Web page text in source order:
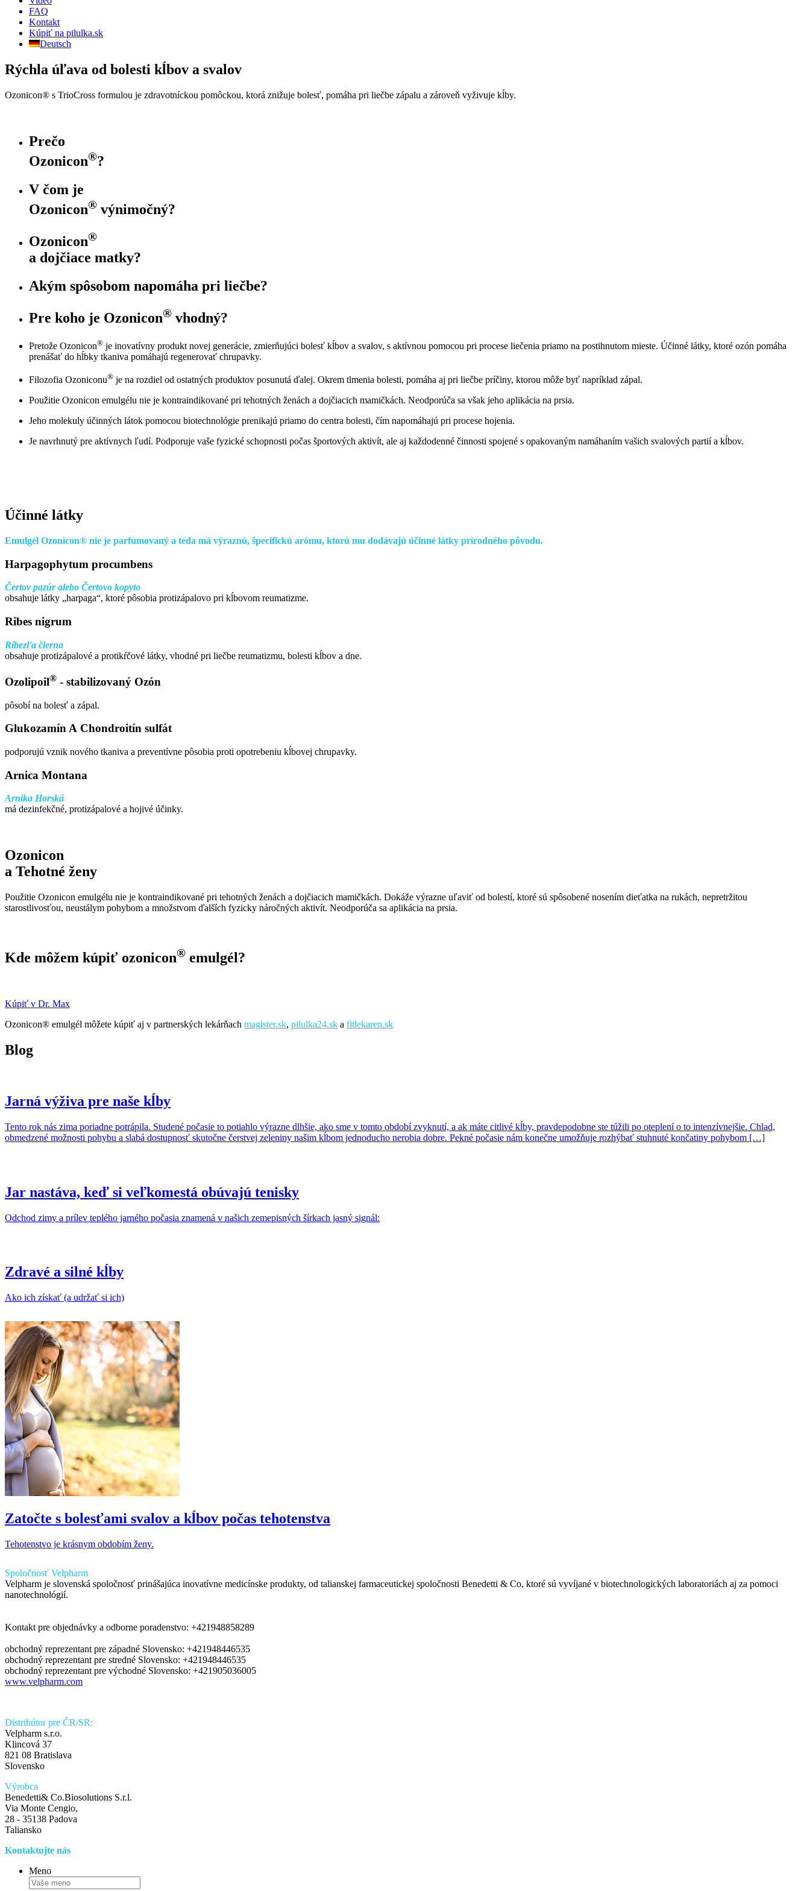
FAQ
Kontakt
Kúpiť na pilulka.sk
Deutsch
Rýchla úľava od bolesti kĺbov a svalov
Ozonicon® s TrioCross formulou je zdravotníckou pomôckou, ktorá znižuje bolesť, pomáha pri liečbe zápalu a zároveň vyživuje kĺby.
Prečo
Ozonicon®?
V čom je
Ozonicon® výnimočný?
Ozonicon®
a dojčiace matky?
Akým spôsobom napomáha pri liečbe?
Pre koho je Ozonicon® vhodný?
Pretože Ozonicon® je inovatívny produkt novej generácie, zmierňujúci bolesť kĺbov a svalov, s aktívnou pomocou pri procese liečenia priamo na postihnutom mieste. Účinné látky, ktoré ozón pomáha
prenášať do hĺbky tkaniva pomáhajú regenerovať chrupavky.
Filozofia Ozoniconu® je na rozdiel od ostatných produktov posunutá ďalej. Okrem tlmenia bolesti, pomáha aj pri liečbe príčiny, ktorou môže byť napríklad zápal.
Použitie Ozonicon emulgélu nie je kontraindikované pri tehotných ženách a dojčiacich mamičkách. Neodporúča sa však jeho aplikácia na prsia.
Jeho molekuly účinných látok pomocou biotechnológie prenikajú priamo do centra bolesti, čím napomáhajú pri procese hojenia.
Je navrhnutý pre aktívnych ľudí. Podporuje vaše fyzické schopnosti počas športových aktivít, ale aj každodenné činnosti spojené s opakovaným namáhaním vašich svalových partií a kĺbov.
Účinné látky
Emulgél Ozonicon® nie je parfumovaný a teda má výraznú, špecifickú arómu, ktorú mu dodávajú účinné látky prírodného pôvodu.
Harpagophytum procumbens
Čertov pazúr alebo Čertovo kopyto
obsahuje látky „harpaga“, ktoré pôsobia protizápalovo pri kĺbovom reumatizme.
Ribes nigrum
Ríbezľa čierna
obsahuje protizápalové a protikŕčové látky, vhodné pri liečbe reumatizmu, bolesti kĺbov a dne.
Ozolipoil® - stabilizovaný Ozón
pôsobí na bolesť a zápal.
Glukozamín A Chondroitín sulfát
podporujú vznik nového tkaniva a preventívne pôsobia proti opotrebeniu kĺbovej chrupavky.
Arnica Montana
Arnika Horská
má dezinfekčné, protizápalové a hojivé účinky.
Ozonicon
a Tehotné ženy
Použitie Ozonicon emulgélu nie je kontraindikované pri tehotných ženách a dojčiacich mamičkách. Dokáže výrazne uľaviť od bolestí, ktoré sú spôsobené nosením dieťatka na rukách, nepretržitou
starostlivosťou, neustálym pohybom a množstvom ďalších fyzicky náročných aktivít. Neodporúča sa aplikácia na prsia.
Kde môžem kúpiť ozonicon® emulgél?
Kúpiť v Dr. Max
Ozonicon® emulgél môžete kúpiť aj v partnerských lekárňach magister.sk, pilulka24.sk a fitlekaren.sk
Blog
Jarná výživa pre naše kĺby
Tento rok nás zima poriadne potrápila. Studené počasie to potiahlo výrazne dlhšie, ako sme v tomto období zvyknutí, a ak máte citlivé kĺby, pravdepodobne ste túžili po oteplení o to intenzívnejšie. Chlad,
obmedzené možnosti pohybu a slabá dostupnosť skutočne čerstvej zeleniny našim kĺbom jednoducho nerobia dobre. Pekné počasie nám konečne umožňuje rozhýbať stuhnuté končatiny pohybom […]
Jar nastáva, keď si veľkomestá obúvajú tenisky
Odchod zimy a prílev teplého jarného počasia znamená v našich zemepisných šírkach jasný signál:
Zdravé a silné kĺby
Ako ich získať (a udržať si ich)
Zatočte s bolesťami svalov a kĺbov počas tehotenstva
Tehotenstvo je krásnym obdobím ženy.
Spoločnosť Velpharm
Velpharm je slovenská spoločnosť prinášajúca inovatívne medicínske produkty, od talianskej farmaceutickej spoločnosti Benedetti & Co, ktoré sú vyvíjané v biotechnologických laboratoriách aj za pomoci
nanotechnológií.
Kontakt pre objednávky a odborne poradenstvo: +421948858289
obchodný reprezentant pre západné Slovensko: +421948446535
obchodný reprezentant pre stredné Slovensko: +421948446535
obchodný reprezentant pre východné Slovensko: +421905036005
www.velpharm.com
Distribútor pre ČR/SR:
Velpharm s.r.o.
Klincová 37
821 08 Bratislava
Slovensko
Výrobca
Benedetti& Co.Biosolutions S.r.l.
Via Monte Cengio,
28 - 35138 Padova
Taliansko
Kontaktujte nás
Meno